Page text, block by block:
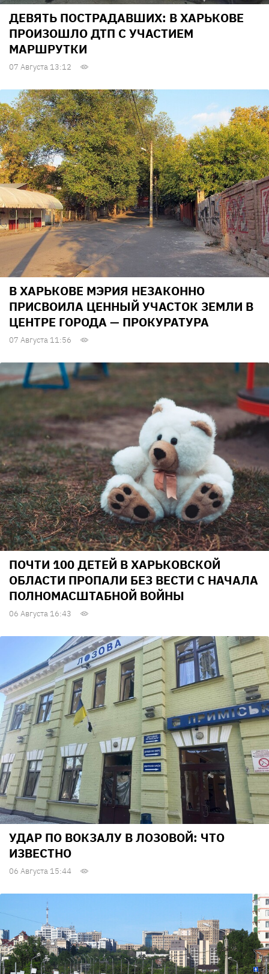
ДЕВЯТЬ ПОСТРАДАВШИХ: В ХАРЬКОВЕ
ПРОИЗОШЛО ДТП С УЧАСТИЕМ
МАРШРУТКИ
07 Августа 13:12
В ХАРЬКОВЕ МЭРИЯ НЕЗАКОННО
ПРИСВОИЛА ЦЕННЫЙ УЧАСТОК ЗЕМЛИ В
ЦЕНТРЕ ГОРОДА — ПРОКУРАТУРА
07 Августа 11:56
ПОЧТИ 100 ДЕТЕЙ В ХАРЬКОВСКОЙ
ОБЛАСТИ ПРОПАЛИ БЕЗ ВЕСТИ С НАЧАЛА
ПОЛНОМАСШТАБНОЙ ВОЙНЫ
06 Августа 16:43
УДАР ПО ВОКЗАЛУ В ЛОЗОВОЙ: ЧТО
ИЗВЕСТНО
06 Августа 15:44